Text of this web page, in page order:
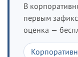
В
первым
оценка —